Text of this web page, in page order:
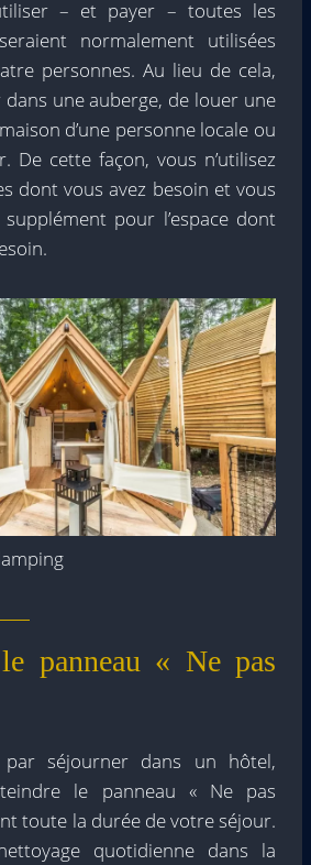
– et payer – toutes les
normalement utilisées
personnes. Au lieu de cela,
dans une auberge, de louer une
d’une personne locale ou
De cette façon, vous n’utilisez
dont vous avez besoin et vous
pour l’espace dont
panneau « Ne pas
par séjourner dans un hôtel,
le panneau « Ne pas
toute la durée de votre séjour.
quotidienne dans la